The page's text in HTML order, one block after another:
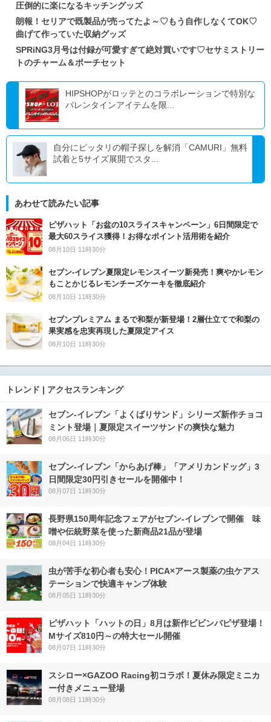
圧倒的に楽になるキッチングッズ
朗報！セリアで既製品が売ってたよ～♡もう自作しなくてOK♡
曲げて作っていた収納グッズ
SPRiNG3月号は付録が可愛すぎて絶対買いです♡セサミストリー
トのチャーム＆ポーチセット
HIPSHOPがロッテとのコラボレーションで特別な
バレンタインアイテムを限...
自分にピッタリの帽子探しを解消「CAMURI」無料
試着と5サイズ展開でスタ...
あわせて読みたい記事
ピザハット「お盆の10スライスキャンペーン」6日間限定で
最大60スライス獲得！お得なポイント活用術を紹介
08月10日 11時30分
セブン‐イレブン夏限定レモンスイーツ新発売！爽やかレモン
もことかじるレモンチーズケーキを徹底紹介
08月10日 11時30分
セブンプレミアム まるで和梨が新登場！2層仕立てで和梨の
果実感を忠実再現した夏限定アイス
08月10日 11時30分
トレンド | アクセスランキング
セブン‐イレブン「よくばりサンド」シリーズ新作チョコ
ミント登場｜夏限定スイーツサンドの爽快な魅力
08月06日 11時30分
セブン‐イレブン「からあげ棒」「アメリカンドッグ」3
日間限定30円引きセールを開催中！
08月07日 11時30分
長野県150周年記念フェアがセブン-イレブンで開催 味
噌や伝統野菜を使った新商品21品が登場
08月04日 11時30分
虫が苦手な初心者も安心！PICA×アース製薬の虫ケアス
テーションで快適キャンプ体験
08月05日 11時30分
ピザハット「ハットの日」8月は新作ビビンバピザ登場！
Mサイズ810円～の特大セール開催
08月07日 11時30分
スシロー×GAZOO Racing初コラボ！夏休み限定ミニカ
ー付きメニュー登場
08月08日 11時30分